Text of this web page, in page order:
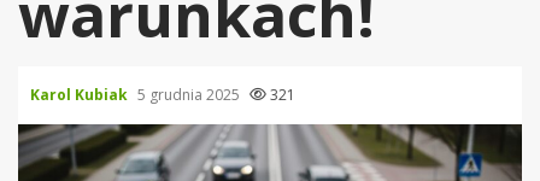
Karol Kubiak 5 grudnia 2025 321